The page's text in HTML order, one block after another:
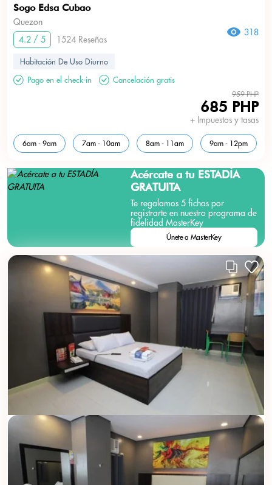
Sogo Edsa Cubao
Quezon
4.2 / 5
1524 Reseñas
318
Habitación De Uso Diurno
Pago en el check-in
Cancelación gratis
959 PHP
685 PHP
+ Impuestos y tasas
6am - 9am 7am - 10am 8am - 11am 9am - 12pm
Acércate a tu ESTADÍA
GRATUITA
Te regalamos 5 fichas por
registrarte en nuestro programa de
fidelidad MasterKey
Únete a MasterKey